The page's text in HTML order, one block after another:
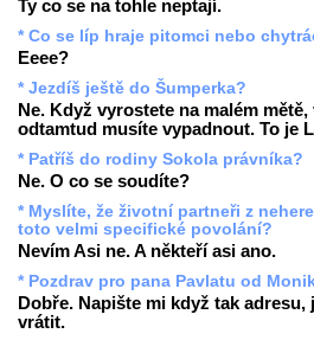
Ty co se na tohle neptají.
* Co se líp hraje pitomci nebo
Eeee?
* Jezdíš ještě do Šumperka?
Ne. Když vyrostete na malém
odtamtud musíte vypadnout. To je
* Patříš do rodiny Sokola právníka?
Ne. O co se soudíte?
* Myslíte, že životní partneři z
toto velmi specifické povolání?
Nevím Asi ne. A někteří asi ano.
* Pozdrav pro pana Pavlatu od
Dobře. Napište mi když tak
vrátit.